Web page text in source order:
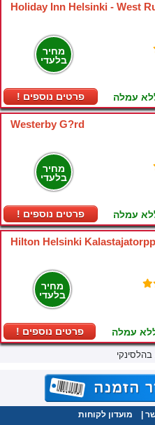
Holiday Inn Helsinki - West
מחיר
בלעדי
! פרטים נוספים עמלה
Westerby G?rd
מחיר
בלעדי
! פרטים נוספים עמלה
Hilton Helsinki
מחיר
בלעדי
! פרטים נוספים עמלה
בהלסינקי
מועדון לקוחות